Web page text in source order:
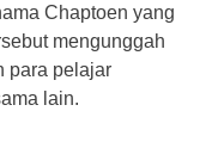
Chaptoen yang
mengunggah
para pelajar
lain.